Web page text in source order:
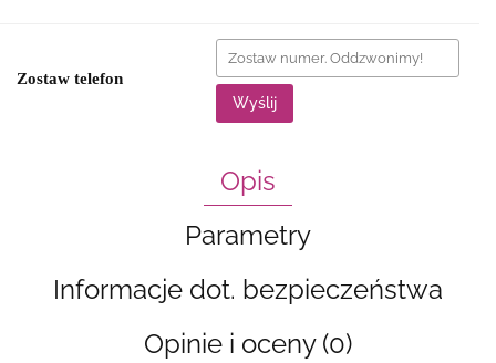
Zostaw telefon
Wyślij
Opis
Parametry
Informacje dot. bezpieczeństwa
Opinie i oceny (0)